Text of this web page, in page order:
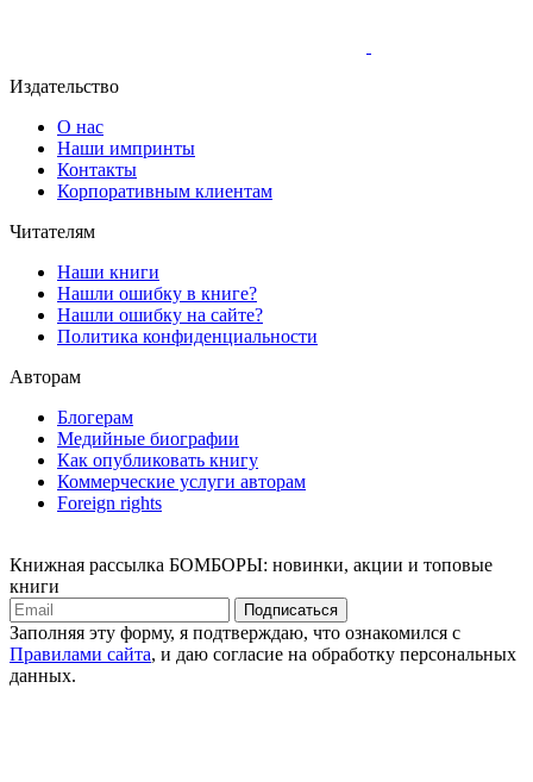
Издательство
О нас
Наши импринты
Контакты
Корпоративным клиентам
Читателям
Наши книги
Нашли ошибку в книге?
Нашли ошибку на сайте?
Политика конфиденциальности
Авторам
Блогерам
Медийные биографии
Как опубликовать книгу
Коммерческие услуги авторам
Foreign rights
Книжная рассылка БОМБОРЫ: новинки, акции и топовые
книги
Подписаться
Заполняя эту форму, я подтверждаю, что ознакомился с
Правилами сайта, и даю согласие на обработку персональных
данных.